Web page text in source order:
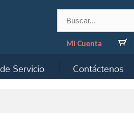
Mi Cuenta
Servicio Contáctenos